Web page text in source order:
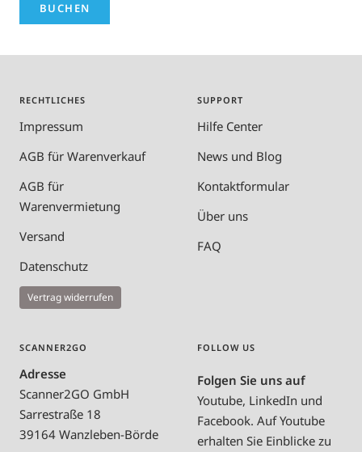
BUCHEN
RECHTLICHES
Impressum
AGB für Warenverkauf
AGB für
Warenvermietung
Versand
Datenschutz
Vertrag widerrufen
SUPPORT
Hilfe Center
News und Blog
Kontaktformular
Über uns
FAQ
SCANNER2GO
Adresse
Scanner2GO GmbH
Sarrestraße 18
39164 Wanzleben-Börde
FOLLOW US
Folgen Sie uns auf
Youtube, LinkedIn und
Facebook. Auf Youtube
erhalten Sie Einblicke zu